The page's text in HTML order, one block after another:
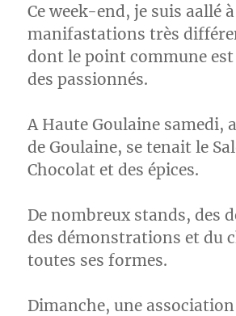
Ce week-end, je suis aallé
manifastations très
dont le point commune
des passionnés.
A Haute Goulaine samedi,
de Goulaine, se tenait le
Chocolat et des épices.
De nombreux stands, des
des démonstrations et du
toutes ses formes.
Dimanche, une association